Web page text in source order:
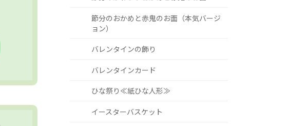
節分のおかめと赤鬼のお面（本気バージ
ョン）
バレンタインの飾り
バレンタインカード
ひな祭り≪紙ひな人形≫
イースターバスケット